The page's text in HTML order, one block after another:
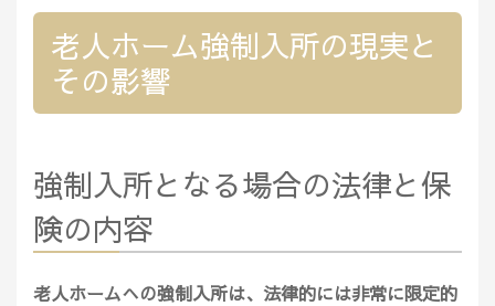
老人ホーム強制入所の現実と
その影響
強制入所となる場合の法律と保
険の内容
老人ホームへの強制入所は、法律的には非常に限定的